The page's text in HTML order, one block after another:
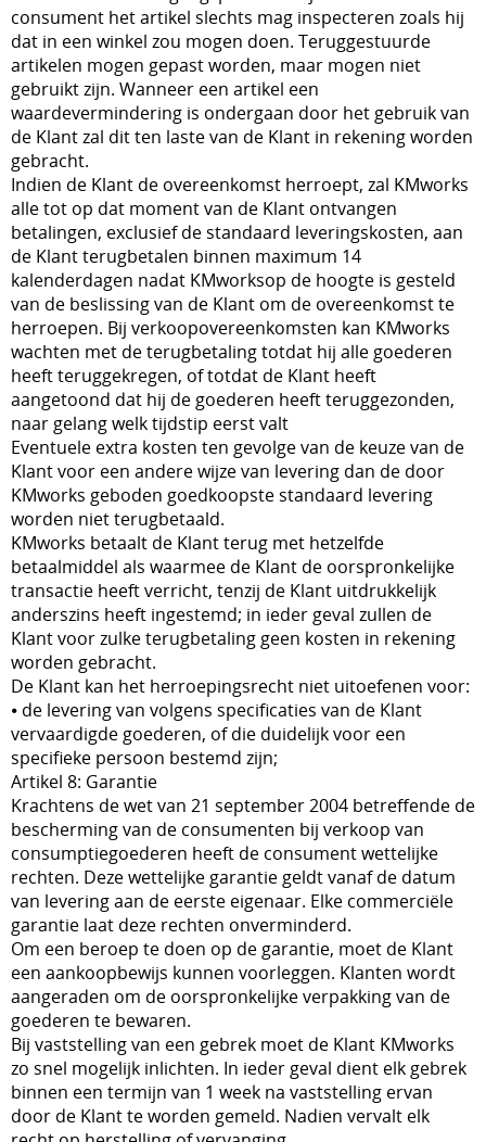
consument het artikel slechts mag inspecteren zoals hij
dat in een winkel zou mogen doen. Teruggestuurde
artikelen mogen gepast worden, maar mogen niet
gebruikt zijn. Wanneer een artikel een
waardevermindering is ondergaan door het gebruik van
de Klant zal dit ten laste van de Klant in rekening worden
gebracht.
Indien de Klant de overeenkomst herroept, zal KMworks
alle tot op dat moment van de Klant ontvangen
betalingen, exclusief de standaard leveringskosten, aan
de Klant terugbetalen binnen maximum 14
kalenderdagen nadat KMworksop de hoogte is gesteld
van de beslissing van de Klant om de overeenkomst te
herroepen. Bij verkoopovereenkomsten kan KMworks
wachten met de terugbetaling totdat hij alle goederen
heeft teruggekregen, of totdat de Klant heeft
aangetoond dat hij de goederen heeft teruggezonden,
naar gelang welk tijdstip eerst valt
Eventuele extra kosten ten gevolge van de keuze van de
Klant voor een andere wijze van levering dan de door
KMworks geboden goedkoopste standaard levering
worden niet terugbetaald.
KMworks betaalt de Klant terug met hetzelfde
betaalmiddel als waarmee de Klant de oorspronkelijke
transactie heeft verricht, tenzij de Klant uitdrukkelijk
anderszins heeft ingestemd; in ieder geval zullen de
Klant voor zulke terugbetaling geen kosten in rekening
worden gebracht.
De Klant kan het herroepingsrecht niet uitoefenen voor:
⦁ de levering van volgens specificaties van de Klant
vervaardigde goederen, of die duidelijk voor een
specifieke persoon bestemd zijn;
Artikel 8: Garantie
Krachtens de wet van 21 september 2004 betreffende de
bescherming van de consumenten bij verkoop van
consumptiegoederen heeft de consument wettelijke
rechten. Deze wettelijke garantie geldt vanaf de datum
van levering aan de eerste eigenaar. Elke commerciële
garantie laat deze rechten onverminderd.
Om een beroep te doen op de garantie, moet de Klant
een aankoopbewijs kunnen voorleggen. Klanten wordt
aangeraden om de oorspronkelijke verpakking van de
goederen te bewaren.
Bij vaststelling van een gebrek moet de Klant KMworks
zo snel mogelijk inlichten. In ieder geval dient elk gebrek
binnen een termijn van 1 week na vaststelling ervan
door de Klant te worden gemeld. Nadien vervalt elk